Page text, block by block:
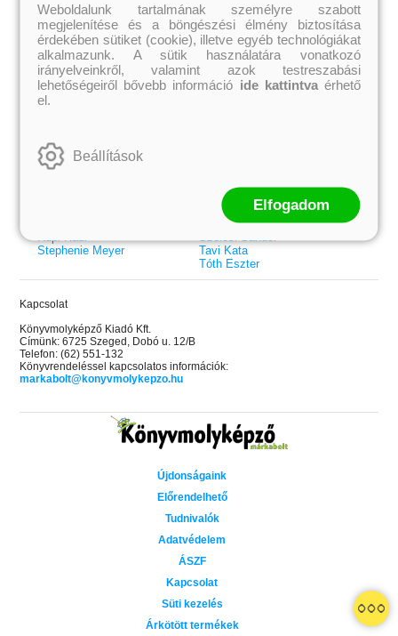
Grace and Glory - Kegyelem és
dicsőség (Az Előhírnök-trilógia
Különleges éldekorált kiadás!
Bad Girl Reputation
lány (Avalon Bay 2.)
Elle Kennedy
Külföldiek
Brigid Kemmerer
Cassandra Clare
Colleen Hoover
Elle Kennedy
Erin Watt
Holly Webb
Jenny Han
Leigh Bardugo
Maggie Stiefvater
Rupi Kaur
Stephenie Meyer
Magyarok
Ashley Carrigan
Benina
Bessenyei Gábor
Bodor Attila
Böszörményi Gyula
Rácz-Stefán Tibor
Róbert Katalin
Spirit Bliss
Szélesi Sándor
Tavi Kata
Tóth Eszter
Kapcsolat
Könyvmolyképző Kiadó Kft.
Címünk: 6725 Szeged, Dobó u. 12/B
Telefon: (62) 551-132
Könyvrendeléssel kapcsolatos információk:
markabolt@konyvmolykepzo.hu
Újdonságaink
Előrendelhető
Tudnivalók
Adatvédelem
ÁSZF
Kapcsolat
Süti kezelés
Árkötött termékek
Weboldalunk tartalmának személyre szabott
megjelenítése és a böngészési élmény biztosítása
érdekében sütiket (cookie), illetve egyéb technológiákat
alkalmazunk. A sütik használatára vonatkozó
irányelveinkről, valamint azok testreszabási
lehetőségeiről bővebb információ ide kattintvaérhető
el.
Beállítások
Elfogadom